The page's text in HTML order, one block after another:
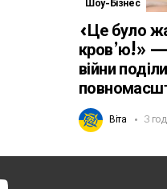
Шоу-Бізнес
«Це було
кров’ю!» —
війни
Віта 3
youtube